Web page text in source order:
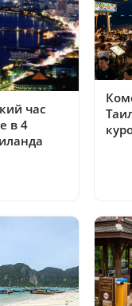
час
в 4